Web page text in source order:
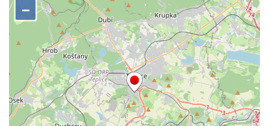
Socha Volavka v ZOO Hluboká
Flamingo trůn v ZOO Hluboká
Lavička Kůň Převalského v ZOO Hluboká
Lysá nad Labem, barokní město Šporkovo
Socha Opičákovník v ZOO Hluboká
Socha Roháč v ZOO Hluboká
Socha Mystik v ZOO Hluboká